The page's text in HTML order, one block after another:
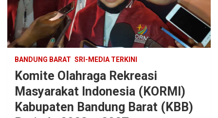
BANDUNG BARAT SRI-MEDIA TERKINI
Komite Olahraga Rekreasi
Masyarakat Indonesia (KORMI)
Kabupaten Bandung Barat (KBB)